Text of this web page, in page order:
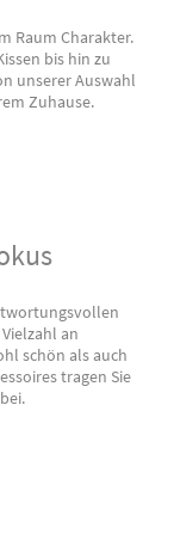
Raum Charakter.
bis hin zu
unserer Auswahl
Zuhause.
an
schön als auch
tragen Sie